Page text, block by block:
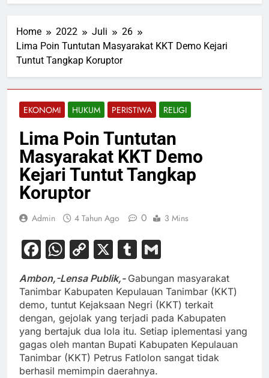
Home 2022 Juli
26
Lima Poin Tuntutan Masyarakat KKT Demo Kejari
Tuntut Tangkap Koruptor
EKONOMI HUKUM PERISTIWA RELIGI
Lima Poin Tuntutan
Masyarakat KKT Demo
Kejari Tuntut Tangkap
Koruptor
Admin 4 Tahun Ago 0 3 Mins
Facebook
WhatsApp
Copy
Link
X Tumblr
Ambon,-Lensa Publik,- Gabungan masyarakat
Tanimbar Kabupaten Kepulauan Tanimbar (KKT)
demo, tuntut Kejaksaan Negri (KKT) terkait
dengan, gejolak yang terjadi pada Kabupaten
yang bertajuk dua lola itu. Setiap iplementasi yang
gagas oleh mantan Bupati Kabupaten Kepulauan
Tanimbar (KKT) Petrus Fatlolon sangat tidak
berhasil memimpin daerahnya.